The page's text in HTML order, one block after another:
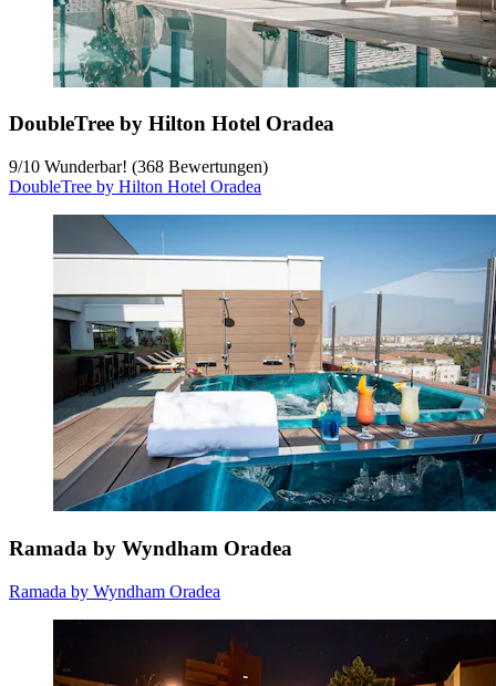
DoubleTree by Hilton Hotel Oradea
9/10 Wunderbar! (368 Bewertungen)
DoubleTree by Hilton Hotel Oradea
Ramada by Wyndham Oradea
Ramada by Wyndham Oradea